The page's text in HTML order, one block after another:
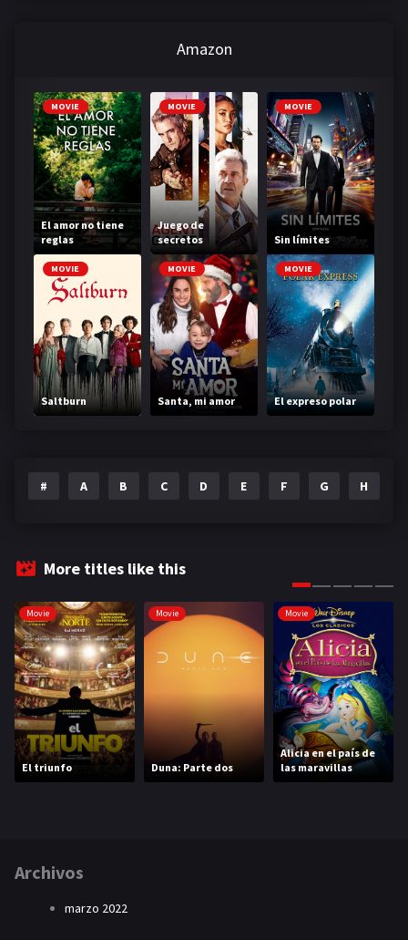
Amazon
MOVIE
El amor no tiene
reglas
MOVIE
Juego de
secretos
MOVIE
Sin límites
MOVIE
Saltburn
MOVIE
Santa, mi amor
MOVIE
El expreso polar
# A B C D E F G H
More titles like this
Movie
El triunfo
Movie
Duna: Parte dos
Movie
Alicia en el país de
las maravillas
Archivos
marzo 2022